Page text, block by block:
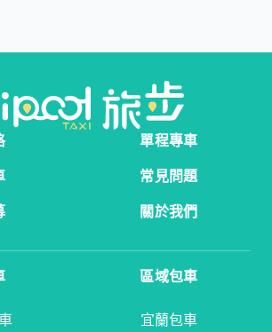
單程專車
常見問題
關於我們
區域包車
宜蘭包車